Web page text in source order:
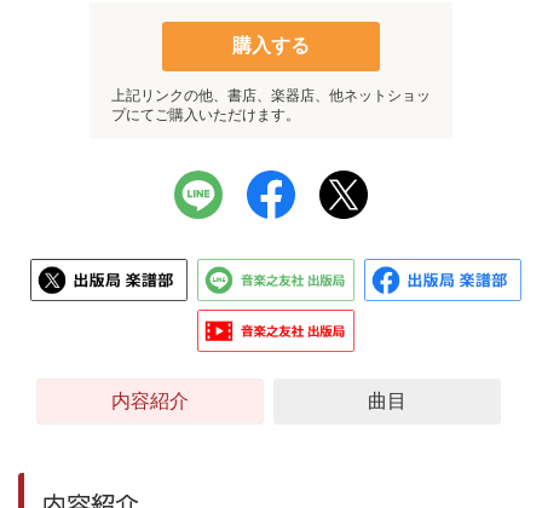
購入する
上記リンクの他、書店、楽器店、他ネットショッ
プにてご購入いただけます。
内容紹介 曲目